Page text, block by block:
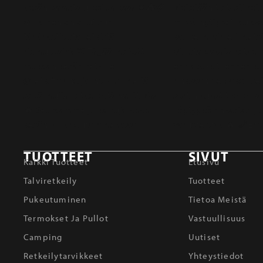
TUOTTEET
Kaikki Tuotteet
Talviretkeily
Pukeutuminen
Termokset Ja Pullot
Camping
Retkeilytarvikkeet
SIVUT
Etusivu
Tuotteet
Tietoa Meistä
Vastuullisuus
Uutiset
Yhteystiedot